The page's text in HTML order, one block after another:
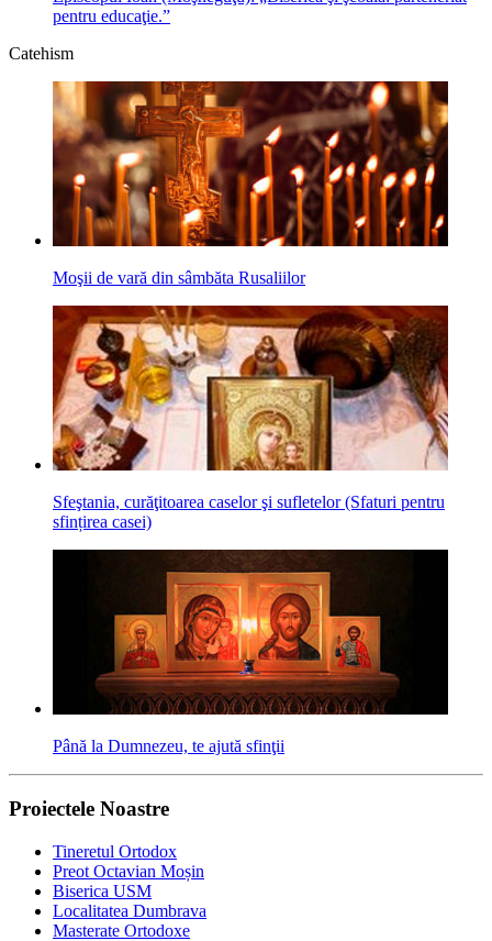
pentru educaţie.”
Catehism
Moşii de vară din sâmbăta Rusaliilor
Sfeştania, curăţitoarea caselor şi sufletelor (Sfaturi pentru
sfințirea casei)
Până la Dumnezeu, te ajută sfinţii
Proiectele Noastre
Tineretul Ortodox
Preot Octavian Moșin
Biserica USM
Localitatea Dumbrava
Masterate Ortodoxe